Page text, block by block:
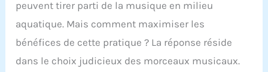
remarquablement bien étudiée pour sa solidité et
sa légèreté ainsi que sa capacité de drainage
express pour évacuer l'eau en quelques secondes
Résistance et pédales : les pédales sont
utilisables pieds nus grâce aux foostraps confort.
Le vélo possède une résistance de 13% pour
peuvent tirer parti de la musique en milieu
aquatique. Mais comment maximiser les
bénéfices de cette pratique ? La réponse réside
dans le choix judicieux des morceaux musicaux.